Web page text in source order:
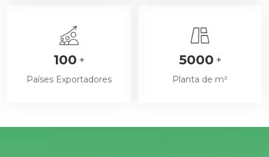
100 +
Países Exportadores
5000 +
Planta de m²